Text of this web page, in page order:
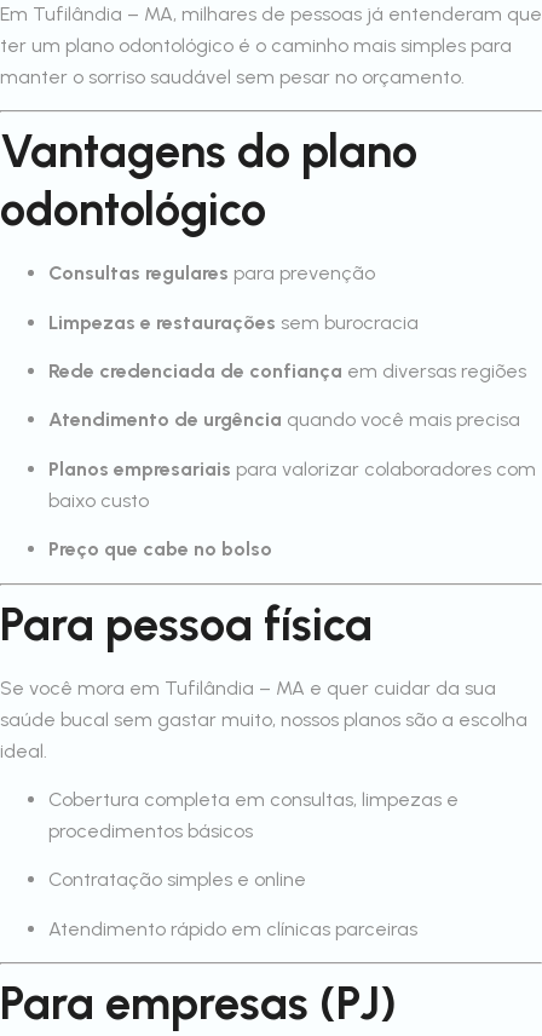
Em Tufilândia – MA, milhares de pessoas já entenderam que
ter um plano odontológico é o caminho mais simples para
manter o sorriso saudável sem pesar no orçamento.
Vantagens do plano
odontológico
Consultas regulares para prevenção
Limpezas e restaurações sem burocracia
Rede credenciada de confiança em diversas regiões
Atendimento de urgência quando você mais precisa
Planos empresariais para valorizar colaboradores com
baixo custo
Preço que cabe no bolso
Para pessoa física
Se você mora em Tufilândia – MA e quer cuidar da sua
saúde bucal sem gastar muito, nossos planos são a escolha
ideal.
Cobertura completa em consultas, limpezas e
procedimentos básicos
Contratação simples e online
Atendimento rápido em clínicas parceiras
Para empresas (PJ)